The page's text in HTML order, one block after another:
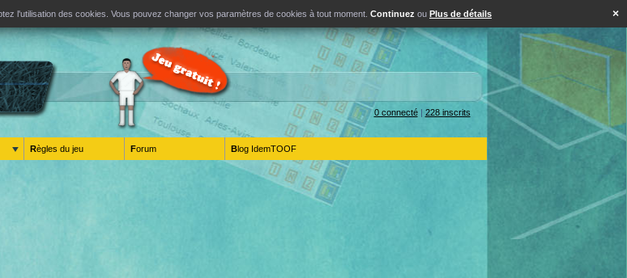
×
l'utilisation des cookies. Vous pouvez changer vos paramètres de cookies à tout moment. Continuez ou Plus de détails
0 connecté| 228 inscrits
Règles du jeu Forum Blog IdemTOOF